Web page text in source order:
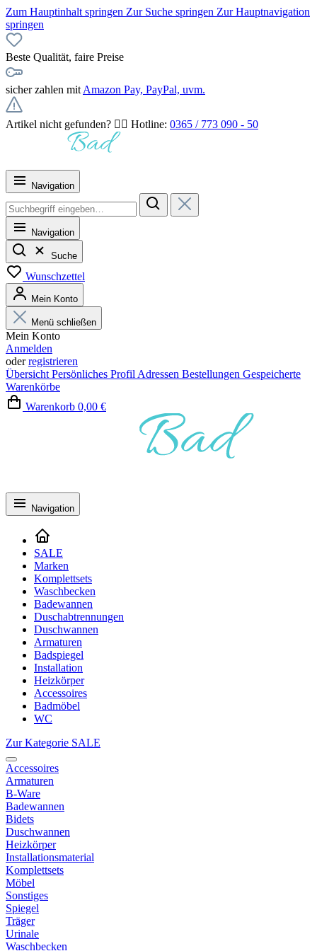
Zum Hauptinhalt springen Zur Suche springen Zur Hauptnavigation
springen
Beste Qualität, faire Preise
sicher zahlen mit Amazon Pay, PayPal, uvm.
Artikel nicht gefunden? 👉🏻 Hotline: 0365 / 773 090 - 50
Navigation
Navigation
Suche
Wunschzettel
Mein Konto
Menü schließen
Mein Konto
Anmelden
oderregistrieren
Übersicht Persönliches Profil Adressen Bestellungen Gespeicherte
Warenkörbe
Warenkorb 0,00 €
Navigation
SALE
Marken
Komplettsets
Waschbecken
Badewannen
Duschabtrennungen
Duschwannen
Armaturen
Badspiegel
Installation
Heizkörper
Accessoires
Badmöbel
WC
Zur Kategorie SALE
Accessoires
Armaturen
B-Ware
Badewannen
Bidets
Duschwannen
Heizkörper
Installationsmaterial
Komplettsets
Möbel
Sonstiges
Spiegel
Träger
Urinale
Waschbecken